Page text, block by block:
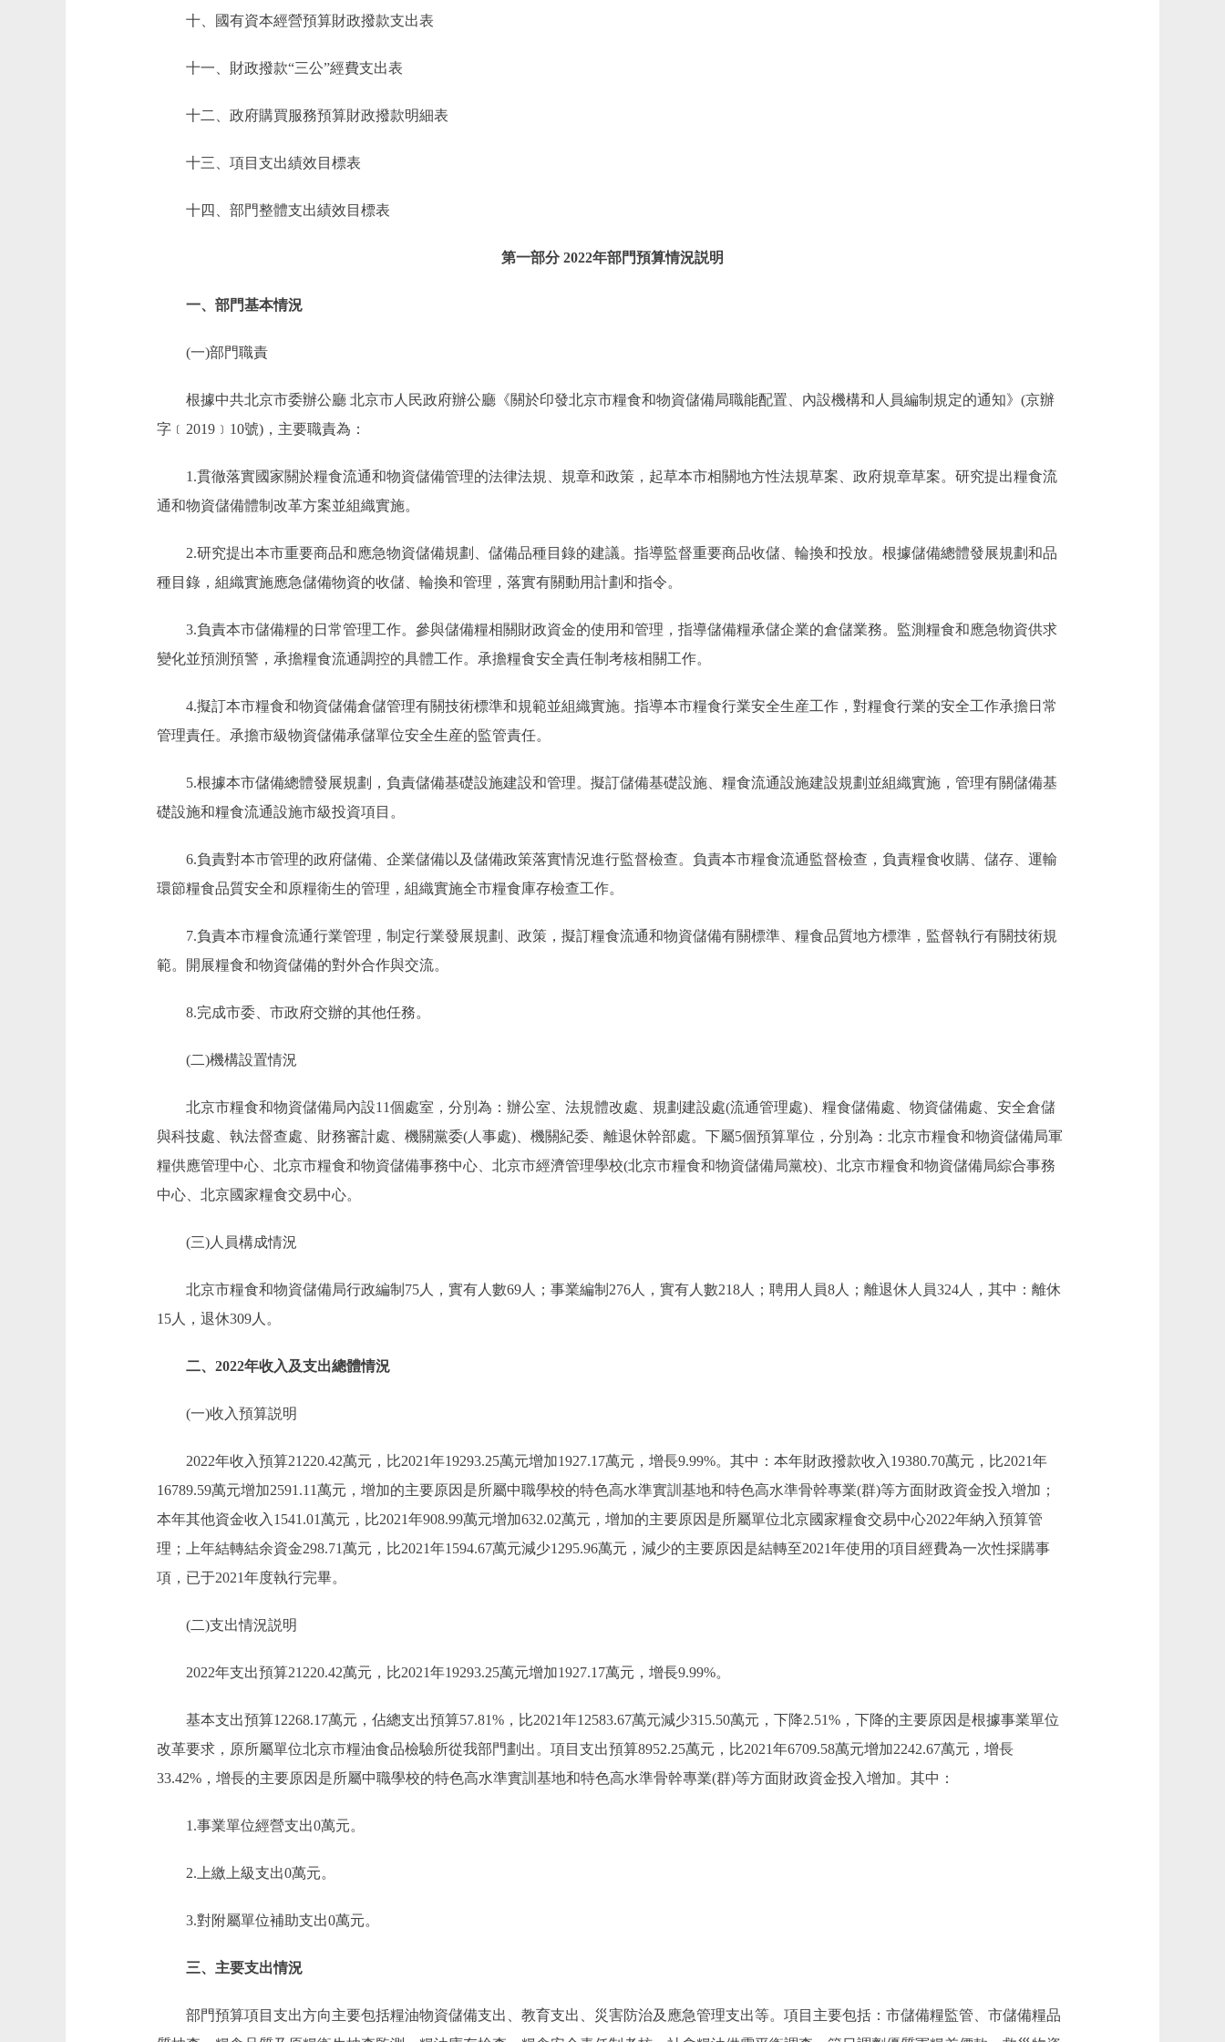
十、國有資本經營預算財政撥款支出表
十一、財政撥款“三公”經費支出表
十二、政府購買服務預算財政撥款明細表
十三、項目支出績效目標表
十四、部門整體支出績效目標表
第一部分 2022年部門預算情況説明
一、部門基本情況
(一)部門職責
根據中共北京市委辦公廳 北京市人民政府辦公廳《關於印發北京市糧食和物資儲備局職能配置、內設機構和人員編制規定的通知》(京辦
字﹝2019﹞10號)，主要職責為：
1.貫徹落實國家關於糧食流通和物資儲備管理的法律法規、規章和政策，起草本市相關地方性法規草案、政府規章草案。研究提出糧食流
通和物資儲備體制改革方案並組織實施。
2.研究提出本市重要商品和應急物資儲備規劃、儲備品種目錄的建議。指導監督重要商品收儲、輪換和投放。根據儲備總體發展規劃和品
種目錄，組織實施應急儲備物資的收儲、輪換和管理，落實有關動用計劃和指令。
3.負責本市儲備糧的日常管理工作。參與儲備糧相關財政資金的使用和管理，指導儲備糧承儲企業的倉儲業務。監測糧食和應急物資供求
變化並預測預警，承擔糧食流通調控的具體工作。承擔糧食安全責任制考核相關工作。
4.擬訂本市糧食和物資儲備倉儲管理有關技術標準和規範並組織實施。指導本市糧食行業安全生産工作，對糧食行業的安全工作承擔日常
管理責任。承擔市級物資儲備承儲單位安全生産的監管責任。
5.根據本市儲備總體發展規劃，負責儲備基礎設施建設和管理。擬訂儲備基礎設施、糧食流通設施建設規劃並組織實施，管理有關儲備基
礎設施和糧食流通設施市級投資項目。
6.負責對本市管理的政府儲備、企業儲備以及儲備政策落實情況進行監督檢查。負責本市糧食流通監督檢查，負責糧食收購、儲存、運輸
環節糧食品質安全和原糧衛生的管理，組織實施全市糧食庫存檢查工作。
7.負責本市糧食流通行業管理，制定行業發展規劃、政策，擬訂糧食流通和物資儲備有關標準、糧食品質地方標準，監督執行有關技術規
範。開展糧食和物資儲備的對外合作與交流。
8.完成市委、市政府交辦的其他任務。
(二)機構設置情況
北京市糧食和物資儲備局內設11個處室，分別為：辦公室、法規體改處、規劃建設處(流通管理處)、糧食儲備處、物資儲備處、安全倉儲
與科技處、執法督查處、財務審計處、機關黨委(人事處)、機關紀委、離退休幹部處。下屬5個預算單位，分別為：北京市糧食和物資儲備局軍
糧供應管理中心、北京市糧食和物資儲備事務中心、北京市經濟管理學校(北京市糧食和物資儲備局黨校)、北京市糧食和物資儲備局綜合事務
中心、北京國家糧食交易中心。
(三)人員構成情況
北京市糧食和物資儲備局行政編制75人，實有人數69人；事業編制276人，實有人數218人；聘用人員8人；離退休人員324人，其中：離休
15人，退休309人。
二、2022年收入及支出總體情況
(一)收入預算説明
2022年收入預算21220.42萬元，比2021年19293.25萬元增加1927.17萬元，增長9.99%。其中：本年財政撥款收入19380.70萬元，比2021年
16789.59萬元增加2591.11萬元，增加的主要原因是所屬中職學校的特色高水準實訓基地和特色高水準骨幹專業(群)等方面財政資金投入增加；
本年其他資金收入1541.01萬元，比2021年908.99萬元增加632.02萬元，增加的主要原因是所屬單位北京國家糧食交易中心2022年納入預算管
理；上年結轉結余資金298.71萬元，比2021年1594.67萬元減少1295.96萬元，減少的主要原因是結轉至2021年使用的項目經費為一次性採購事
項，已于2021年度執行完畢。
(二)支出情況説明
2022年支出預算21220.42萬元，比2021年19293.25萬元增加1927.17萬元，增長9.99%。
基本支出預算12268.17萬元，佔總支出預算57.81%，比2021年12583.67萬元減少315.50萬元，下降2.51%，下降的主要原因是根據事業單位
改革要求，原所屬單位北京市糧油食品檢驗所從我部門劃出。項目支出預算8952.25萬元，比2021年6709.58萬元增加2242.67萬元，增長
33.42%，增長的主要原因是所屬中職學校的特色高水準實訓基地和特色高水準骨幹專業(群)等方面財政資金投入增加。其中：
1.事業單位經營支出0萬元。
2.上繳上級支出0萬元。
3.對附屬單位補助支出0萬元。
三、主要支出情況
部門預算項目支出方向主要包括糧油物資儲備支出、教育支出、災害防治及應急管理支出等。項目主要包括：市儲備糧監管、市儲備糧品